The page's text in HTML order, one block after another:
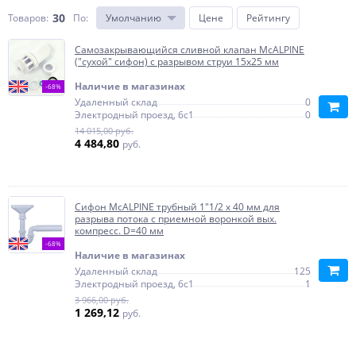
Товаров: 30 По: Умолчанию Цене Рейтингу
-68%
Самозакрывающийся сливной клапан McALPINE
("сухой" сифон) с разрывом струи 15х25 мм
Наличие в магазинах
Удаленный склад
0
Электродный проезд, 6с1
0
14 015,00 руб.
4 484,80 руб.
-68%
Сифон McALPINE трубный 1"1/2 х 40 мм для
разрыва потока с приемной воронкой вых.
компресс. D=40 мм
Наличие в магазинах
Удаленный склад
125
Электродный проезд, 6с1
1
3 966,00 руб.
1 269,12 руб.